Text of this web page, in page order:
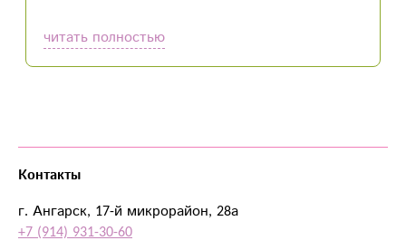
читать полностью
Контакты
г. Ангарск, 17-й микрорайон, 28а
+7 (914) 931-30-60